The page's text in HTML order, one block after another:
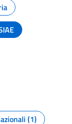
(1)